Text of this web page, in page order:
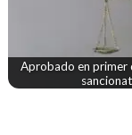
Aprobado en primer